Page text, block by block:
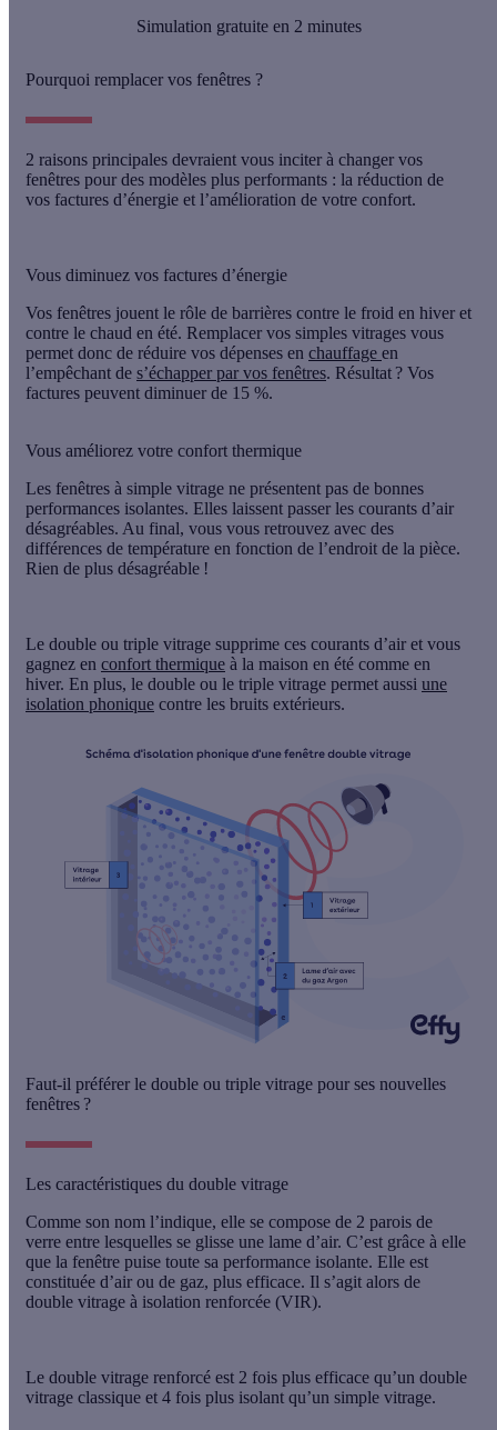
Simulation gratuite en 2 minutes
Pourquoi remplacer vos fenêtres ?
2 raisons principales devraient vous inciter à changer vos
fenêtres pour des modèles plus performants : la réduction de
vos factures d’énergie et l’amélioration de votre confort.
Vous diminuez vos factures d’énergie
Vos fenêtres jouent le rôle de barrières contre le froid en hiver et
contre le chaud en été. Remplacer vos simples vitrages vous
permet donc de réduire vos dépenses en chauffage en
l’empêchant de s’échapper par vos fenêtres. Résultat ? Vos
factures peuvent diminuer de 15 %.
Vous améliorez votre confort thermique
Les fenêtres à simple vitrage ne présentent pas de bonnes
performances isolantes. Elles laissent passer les courants d’air
désagréables. Au final, vous vous retrouvez avec des
différences de température en fonction de l’endroit de la pièce.
Rien de plus désagréable !
Le double ou triple vitrage supprime ces courants d’air et vous
gagnez en confort thermique à la maison en été comme en
hiver. En plus, le double ou le triple vitrage permet aussi une
isolation phonique contre les bruits extérieurs.
Faut-il préférer le double ou triple vitrage pour ses nouvelles
fenêtres ?
Les caractéristiques du double vitrage
Comme son nom l’indique, elle se compose de 2 parois de
verre entre lesquelles se glisse une lame d’air. C’est grâce à elle
que la fenêtre puise toute sa performance isolante. Elle est
constituée d’air ou de gaz, plus efficace. Il s’agit alors de
double vitrage à isolation renforcée (VIR).
Le double vitrage renforcé est 2 fois plus efficace qu’un double
vitrage classique et 4 fois plus isolant qu’un simple vitrage.